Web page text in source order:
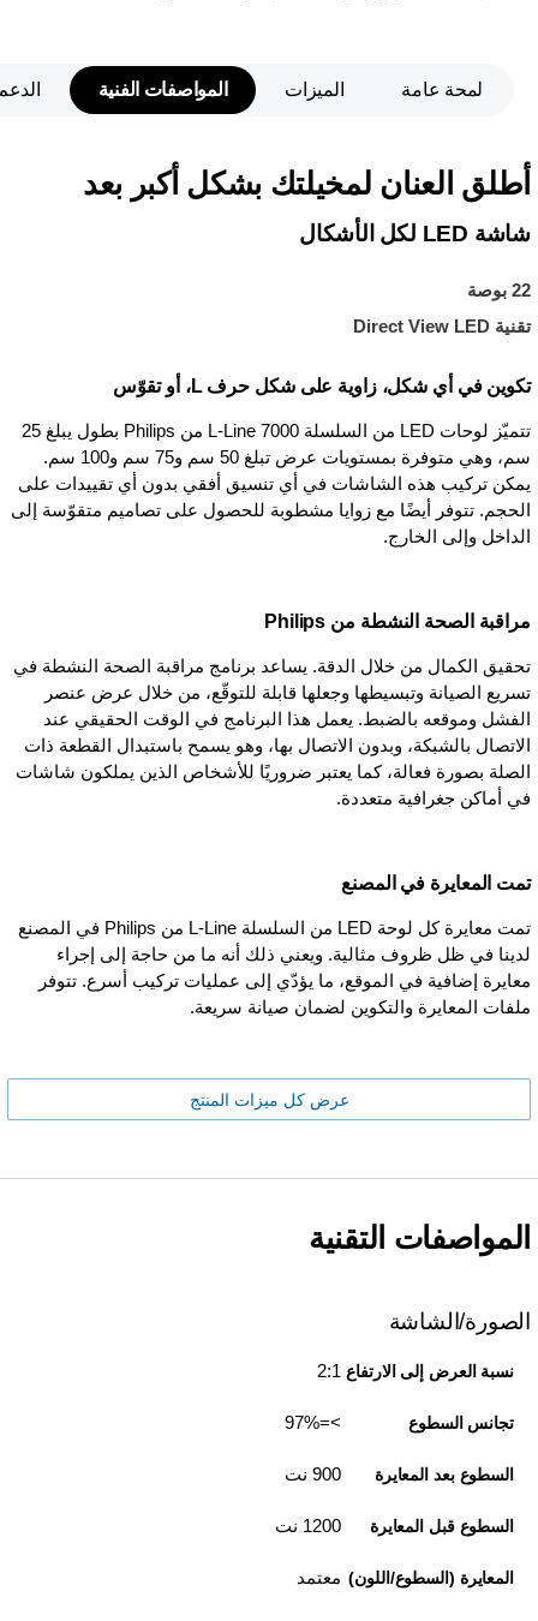
لمحة عامة الميزات المواصفات الفنية
أطلق العنان لمخيلتك بشكل أكبر بعد
شاشة LED لكل الأشكال
22 بوصة
تقنية Direct View LED
تكوين في أي شكل، زاوية على شكل حرف L، أو تقوّس
تتميّز لوحات LED من السلسلة L-Line 7000 من Philips بطول يبلغ 25
سم، وهي متوفرة بمستويات عرض تبلغ 50 سم و75 سم و100 سم.
يمكن تركيب هذه الشاشات في أي تنسيق أفقي بدون أي تقييدات على
الحجم. تتوفر أيضًا مع زوايا مشطوبة للحصول على تصاميم متقوّسة إلى
الداخل وإلى الخارج.
مراقبة الصحة النشطة من Philips
تحقيق الكمال من خلال الدقة. يساعد برنامج مراقبة الصحة النشطة في
تسريع الصيانة وتبسيطها وجعلها قابلة للتوقّع، من خلال عرض عنصر
الفشل وموقعه بالضبط. يعمل هذا البرنامج في الوقت الحقيقي عند
الاتصال بالشبكة، وبدون الاتصال بها، وهو يسمح باستبدال القطعة ذات
الصلة بصورة فعالة، كما يعتبر ضروريًا للأشخاص الذين يملكون شاشات
في أماكن جغرافية متعددة.
تمت المعايرة في المصنع
تمت معايرة كل لوحة LED من السلسلة L-Line من Philips في المصنع
لدينا في ظل ظروف مثالية. ويعني ذلك أنه ما من حاجة إلى إجراء
معايرة إضافية في الموقع، ما يؤدّي إلى عمليات تركيب أسرع. تتوفر
ملفات المعايرة والتكوين لضمان صيانة سريعة.
عرض كل ميزات المنتج
المواصفات التقنية
الصورة/الشاشة
نسبة العرض إلى الارتفاع 2:1
تجانس السطوع >=97%
السطوع بعد المعايرة 900 نت
السطوع قبل المعايرة 1200 نت
المعايرة (السطوع/اللون) معتمد